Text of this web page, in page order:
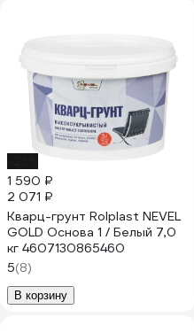
1 590 ₽
2 071 ₽
Кварц-грунт Rolplast NEVEL
GOLD Основа 1 / Белый 7,0
кг 4607130865460
5(8)
В корзину